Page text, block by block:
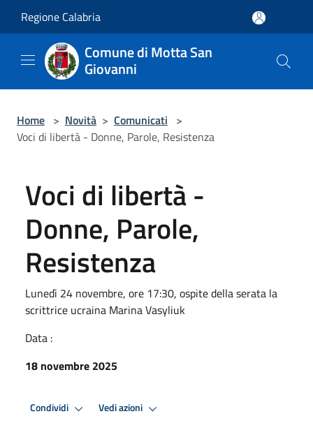
Regione Calabria
Comune di Motta San
Giovanni
Home > Novità > Comunicati >
Voci di libertà - Donne, Parole, Resistenza
Voci di libertà -
Donne, Parole,
Resistenza
Lunedì 24 novembre, ore 17:30, ospite della serata la
scrittrice ucraina Marina Vasyliuk
Data :
18 novembre 2025
Condividi Vedi azioni